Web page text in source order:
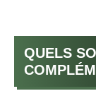
QUELS